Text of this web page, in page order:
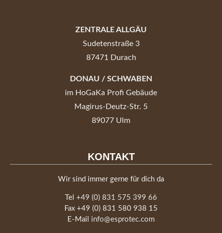
ZENTRALE ALLGÄU
Sudetenstraße 3
87471 Durach
DONAU / SCHWABEN
im HoGaKa Profi Gebäude
Magirus-Deutz-Str. 5
89077 Ulm
KONTAKT
Wir sind immer gerne für dich da
Tel +49 (0) 831 575 399 66
Fax +49 (0) 831 580 938 15
E-Mail
info@esprotec.com